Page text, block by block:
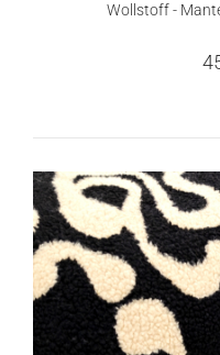
Wollstoff -